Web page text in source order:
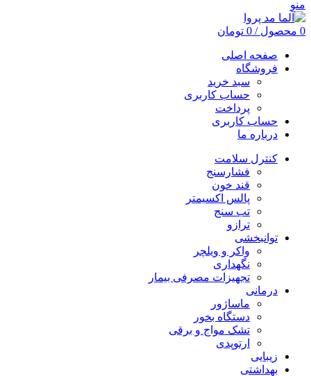
منو
0 محصول /
0 تومان
صفحه اصلی
فروشگاه
سبد خرید
حساب کاربری
پرداخت
حساب کاربری
درباره ما
کنترل سلامت
فشارسنج
قند خون
پالس اکسیمتر
تب سنج
ترازو
توانبخشی
واکر و ویلچر
نگهداری
تجهیزات مصرفی بیمار
درمانی
ماساژور
دستگاه بخور
تشک مواج و برقی
ارتوپدی
زیبایی
بهداشتی